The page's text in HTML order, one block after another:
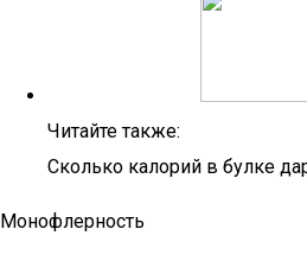
Читайте также:
Сколько калорий в булке
Монофлерность